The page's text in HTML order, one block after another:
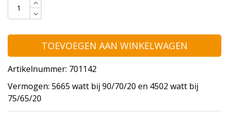
TOEVOEGEN AAN WINKELWAGEN
Artikelnummer: 701142
Vermogen: 5665 watt bij 90/70/20 en 4502 watt bij
75/65/20